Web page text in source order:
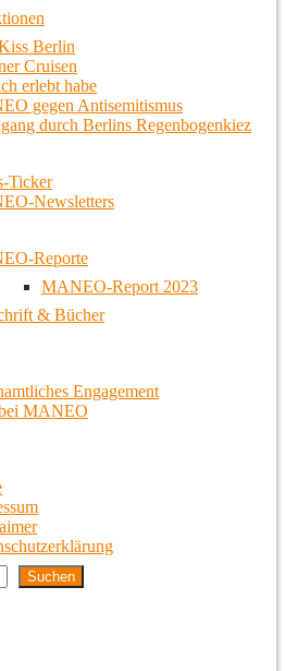
Berlin
Cruisen
erlebt habe
gegen Antisemitismus
durch Berlins Regenbogenkiez
Ticker
Newsletters
Reporte
MANEO-Report 2023
& Bücher
Engagement
MANEO
Suchen